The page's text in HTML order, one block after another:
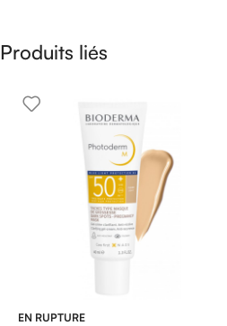
Produits liés
EN RUPTURE